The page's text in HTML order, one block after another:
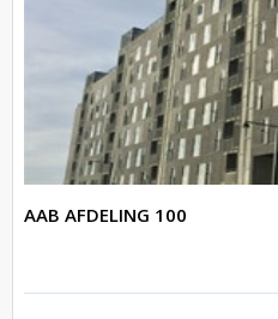
AAB AFDELING 100